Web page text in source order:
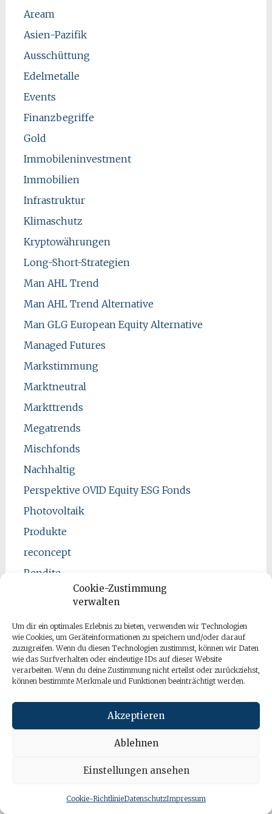
Cookie-Zustimmung
verwalten
Um dir ein optimales Erlebnis zu bieten, verwenden wir Technologien
wie Cookies, um Geräteinformationen zu speichern und/oder darauf
zuzugreifen. Wenn du diesen Technologien zustimmst, können wir Daten
wie das Surfverhalten oder eindeutige IDs auf dieser Website
verarbeiten. Wenn du deine Zustimmung nicht erteilst oder zurückziehst,
können bestimmte Merkmale und Funktionen beeinträchtigt werden.
Akzeptieren
Ablehnen
Einstellungen ansehen
Cookie-RichtlinieDatenschutzImpressum
Aream
Asien-Pazifik
Ausschüttung
Edelmetalle
Events
Finanzbegriffe
Gold
Immobileninvestment
Immobilien
Infrastruktur
Klimaschutz
Kryptowährungen
Long-Short-Strategien
Man AHL Trend
Man AHL Trend Alternative
Man GLG European Equity Alternative
Managed Futures
Markstimmung
Marktneutral
Markttrends
Megatrends
Mischfonds
Nachhaltig
Perspektive OVID Equity ESG Fonds
Photovoltaik
Produkte
reconcept
Rendite
Rund um alternative Investments
Silber
Strategiedepot
Trendfolger
Vermögensverwaltung
Wasser-Infrastruktur
Zweitmarkt von US-Lebensversicherungen